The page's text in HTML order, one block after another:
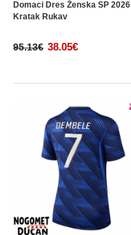
Domaci Dres Ženska SP 2026
Kratak Rukav
95.13€ 38.05€